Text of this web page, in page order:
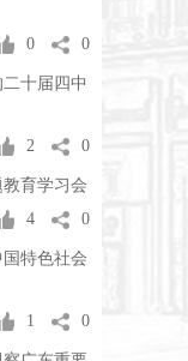
0 0
十届四中
2 0
育学习会
4 0
特色社会
1 0